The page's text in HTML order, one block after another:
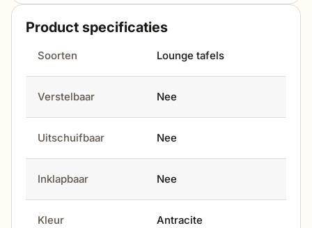
Product specificaties
Soorten Lounge tafels
Verstelbaar Nee
Uitschuifbaar Nee
Inklapbaar Nee
Kleur Antracite